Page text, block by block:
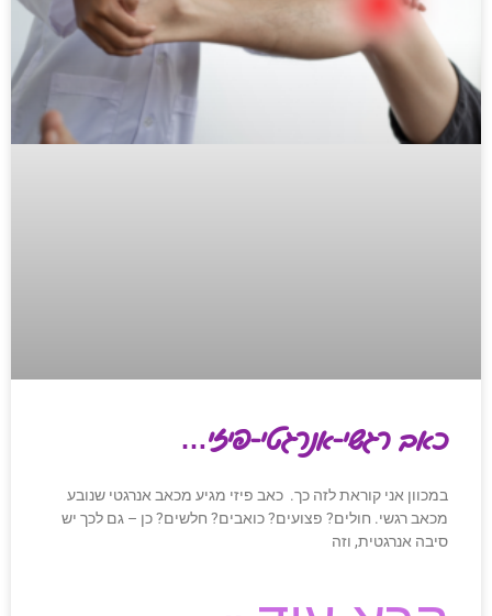
כאב רגשי-אנרגטי-פיזי…
במכוון אני קוראת לזה כך. כאב פיזי מגיע מכאב אנרגטי שנובע
מכאב רגשי. חולים? פצועים? כואבים? חלשים? כן – גם לכך יש
סיבה אנרגטית, וזה